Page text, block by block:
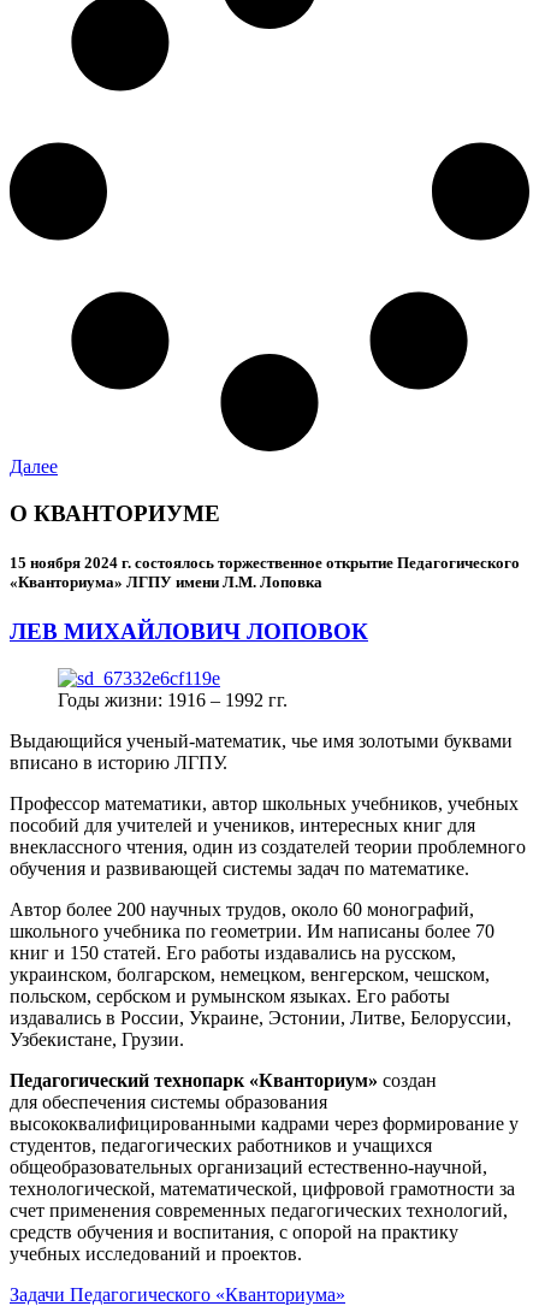
Далее
О КВАНТОРИУМЕ
15 ноября 2024 г. состоялось торжественное открытие Педагогического
«Кванториума» ЛГПУ имени Л.М. Лоповка
ЛЕВ МИХАЙЛОВИЧ ЛОПОВОК
Годы жизни: 1916 – 1992 гг.
Выдающийся ученый-математик, чье имя золотыми буквами
вписано в историю ЛГПУ.
Профессор математики, автор школьных учебников, учебных
пособий для учителей и учеников, интересных книг для
внеклассного чтения, один из создателей теории проблемного
обучения и развивающей системы задач по математике.
Автор более 200 научных трудов, около 60 монографий,
школьного учебника по геометрии. Им написаны более 70
книг и 150 статей. Его работы издавались на русском,
украинском, болгарском, немецком, венгерском, чешском,
польском, сербском и румынском языках. Его работы
издавались в России, Украине, Эстонии, Литве, Белоруссии,
Узбекистане, Грузии.
Педагогический технопарк «Кванториум» создан
для обеспечения системы образования
высококвалифицированными кадрами через формирование у
студентов, педагогических работников и учащихся
общеобразовательных организаций естественно-научной,
технологической, математической, цифровой грамотности за
счет применения современных педагогических технологий,
средств обучения и воспитания, с опорой на практику
учебных исследований и проектов.
Задачи Педагогического «Кванториума»